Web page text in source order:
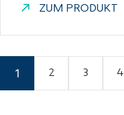
ZUM PRODUKT
1 2 3 4